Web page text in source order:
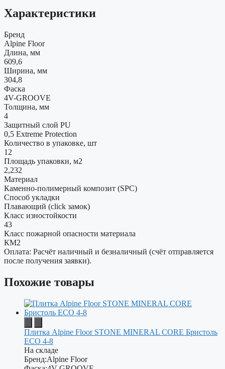
Характеристики
Бренд
Alpine Floor
Длина, мм
609,6
Ширина, мм
304,8
Фаска
4V-GROOVE
Толщина, мм
4
Защитный слой PU
0,5 Extreme Protection
Количество в упаковке, шт
12
Площадь упаковки, м2
2,232
Материал
Каменно-полимерный композит (SPC)
Способ укладки
Плавающий (click замок)
Класс изностойкости
43
Класс пожарной опасности материала
КМ2
Оплата: Расчёт наличный и безналичный (счёт отправляется
после получения заявки).
Похожие товары
Плитка Alpine Floor STONE MINERAL CORE Бристоль
ЕСО 4-8
На складе
Бренд:Alpine Floor